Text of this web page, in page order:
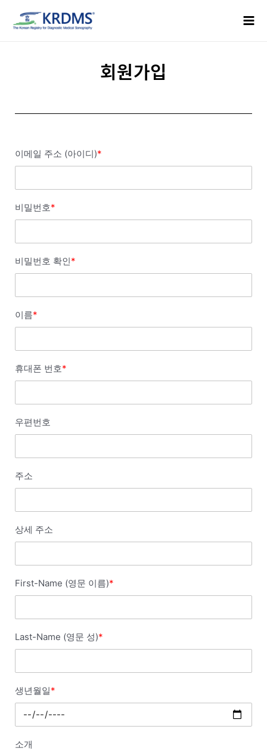
회원가입
이메일 주소 (아이디)*
비밀번호*
비밀번호 확인*
이름*
휴대폰 번호*
우편번호
주소
상세 주소
First-Name (영문 이름)*
Last-Name (영문 성)*
생년월일*
소개